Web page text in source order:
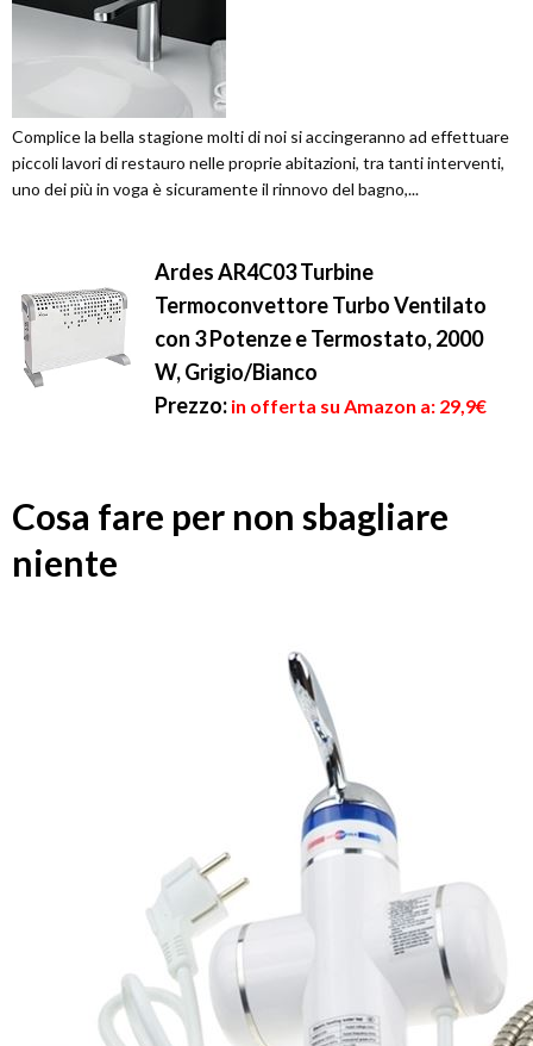
Complice la bella stagione molti di noi si accingeranno ad effettuare
piccoli lavori di restauro nelle proprie abitazioni, tra tanti interventi,
uno dei più in voga è sicuramente il rinnovo del bagno,...
Ardes AR4C03 Turbine
Termoconvettore Turbo Ventilato
con 3 Potenze e Termostato, 2000
W, Grigio/Bianco
Prezzo: in offerta su Amazon a: 29,9€
Cosa fare per non sbagliare
niente